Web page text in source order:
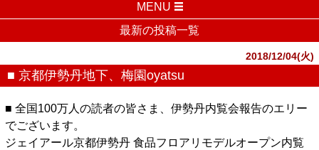
MENU
最新の投稿一覧
2018/12/04(火)
■ 京都伊勢丹地下、梅園oyatsu
■ 全国100万人の読者の皆さま、伊勢丹内覧会報告のエリー
でございます。
ジェイアール京都伊勢丹 食品フロアリモデルオープン内覧